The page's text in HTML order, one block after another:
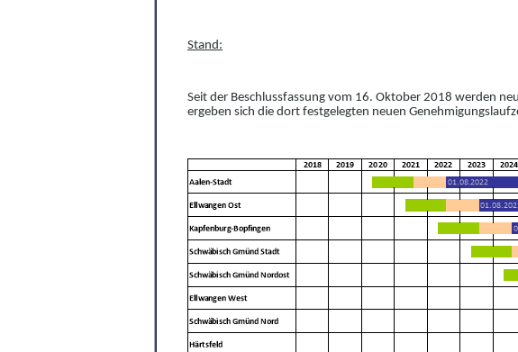
Stand:
Seit der Beschlussfassung vom 16. Oktober 2018 werden
ergeben sich die dort festgelegten neuen